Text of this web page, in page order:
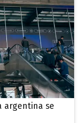
argentina se